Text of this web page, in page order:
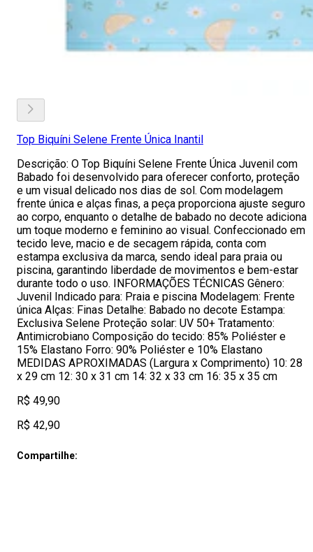
Top Biquíni Selene Frente Única Inantil
Descrição: O Top Biquíni Selene Frente Única Juvenil com
Babado foi desenvolvido para oferecer conforto, proteção
e um visual delicado nos dias de sol. Com modelagem
frente única e alças finas, a peça proporciona ajuste seguro
ao corpo, enquanto o detalhe de babado no decote adiciona
um toque moderno e feminino ao visual. Confeccionado em
tecido leve, macio e de secagem rápida, conta com
estampa exclusiva da marca, sendo ideal para praia ou
piscina, garantindo liberdade de movimentos e bem-estar
durante todo o uso. INFORMAÇÕES TÉCNICAS Gênero:
Juvenil Indicado para: Praia e piscina Modelagem: Frente
única Alças: Finas Detalhe: Babado no decote Estampa:
Exclusiva Selene Proteção solar: UV 50+ Tratamento:
Antimicrobiano Composição do tecido: 85% Poliéster e
15% Elastano Forro: 90% Poliéster e 10% Elastano
MEDIDAS APROXIMADAS (Largura x Comprimento) 10: 28
x 29 cm 12: 30 x 31 cm 14: 32 x 33 cm 16: 35 x 35 cm
R$ 49,90
R$ 42,90
Compartilhe: